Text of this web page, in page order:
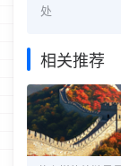
处
相关推荐